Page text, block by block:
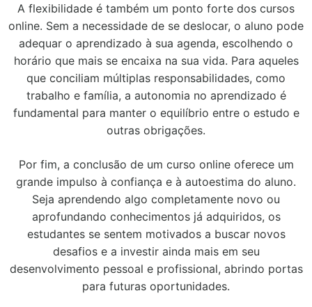
A flexibilidade é também um ponto forte dos cursos
online. Sem a necessidade de se deslocar, o aluno pode
adequar o aprendizado à sua agenda, escolhendo o
horário que mais se encaixa na sua vida. Para aqueles
que conciliam múltiplas responsabilidades, como
trabalho e família, a autonomia no aprendizado é
fundamental para manter o equilíbrio entre o estudo e
outras obrigações.
Por fim, a conclusão de um curso online oferece um
grande impulso à confiança e à autoestima do aluno.
Seja aprendendo algo completamente novo ou
aprofundando conhecimentos já adquiridos, os
estudantes se sentem motivados a buscar novos
desafios e a investir ainda mais em seu
desenvolvimento pessoal e profissional, abrindo portas
para futuras oportunidades.